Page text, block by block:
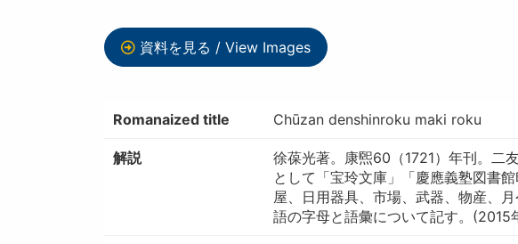
資料を見る / View Images
Romanaized title Chūzan denshinroku maki roku
解説
徐葆光著。康煕60（1721）年刊。二
として「宝玲文庫」「慶應義塾図書
屋、日用器具、市場、武器、物産、
語の字母と語彙について記す。(2015